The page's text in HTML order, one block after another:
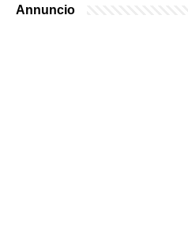
Annuncio